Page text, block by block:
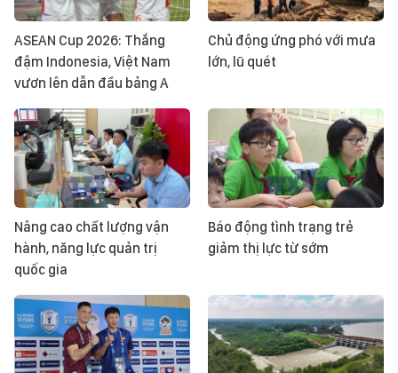
ASEAN Cup 2026: Thắng
đậm Indonesia, Việt Nam
vươn lên dẫn đầu bảng A
Chủ động ứng phó với mưa
lớn, lũ quét
Nâng cao chất lượng vận
hành, năng lực quản trị
quốc gia
Báo động tình trạng trẻ
giảm thị lực từ sớm